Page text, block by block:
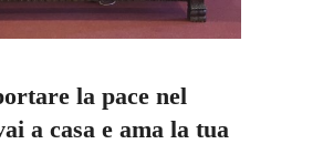
la pace nel
a casa e ama la tua